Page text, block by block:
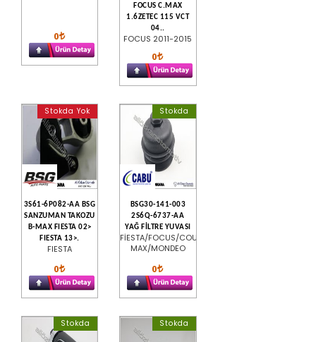
0
FOCUS C.MAX
1.6ZETEC 115 VCT
04..
FOCUS 2011-2015
0
Stokda Yok
3S61-6P082-AA BSG
SANZUMAN TAKOZU
B-MAX FIESTA 02>
FIESTA 13>.
FIESTA
0
Stokda
BSG30-141-003
2S6Q-6737-AA
YAĞ FİLTRE YUVASI
FİESTA/FOCUS/COURİER/C-
MAX/MONDEO
0
Stokda Stokda